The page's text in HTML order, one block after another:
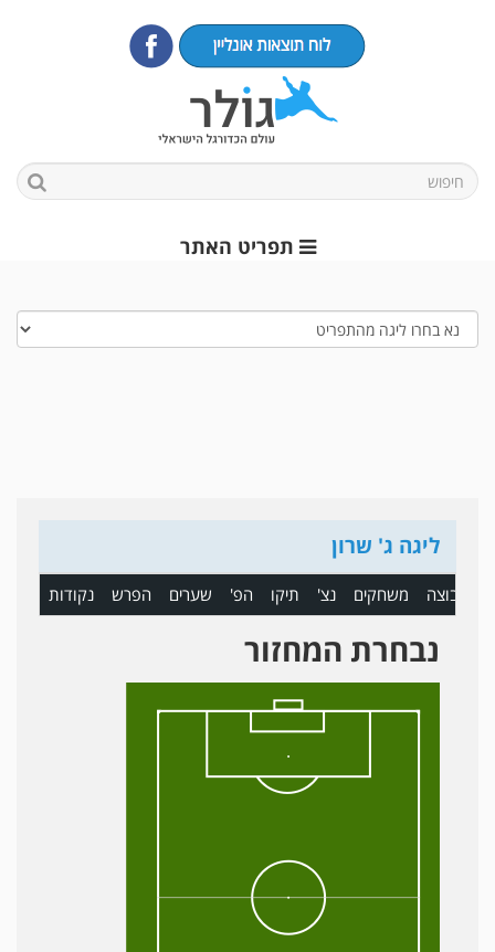
תפריט האתר
ליגה ג' שרון
קבוצה משחקים נצ' תיקו הפ' שערים הפרש נקודות
נבחרת המחזור